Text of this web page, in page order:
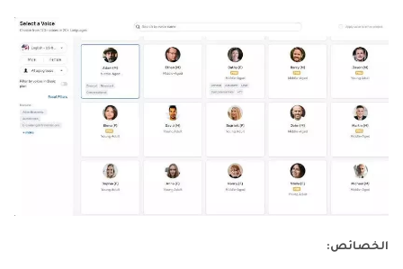
الخصائص: